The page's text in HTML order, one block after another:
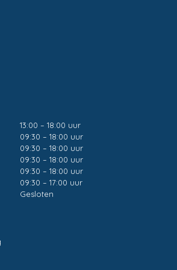
13:00 – 18:00 uur
09:30 – 18:00 uur
09:30 – 18:00 uur
09:30 – 18:00 uur
09:30 – 18:00 uur
09:30 – 17:00 uur
Gesloten